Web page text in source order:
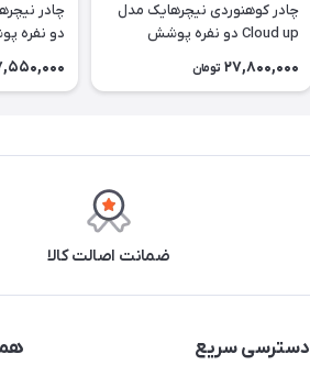
چادر کوهنوردی نیچرهایک مدل
Cloud up دو نفره پوشش
CNK2350WS020 | 20D
27,800,000 تومان
دو نفره
| 15D
ضمانت اصالت کالا
دسترسی سریع